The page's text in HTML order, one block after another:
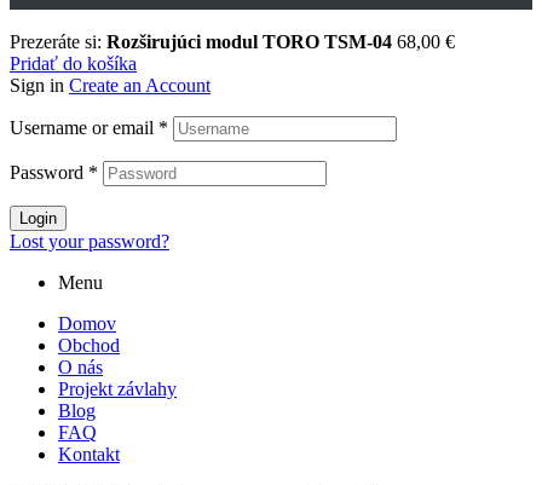
Prezeráte si: Rozširujúci modul TORO TSM-04 68,00 €
Pridať do košíka
Sign in Create an Account
Username or email *
Password *
Login
Lost your password?
Menu
Domov
Obchod
O nás
Projekt závlahy
Blog
FAQ
Kontakt